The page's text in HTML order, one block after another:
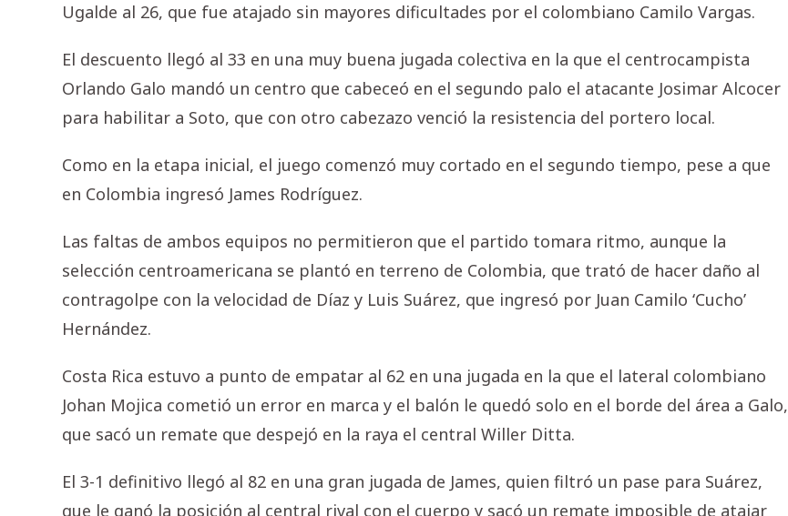
Ugalde al 26, que fue atajado sin mayores dificultades por el colombiano Camilo Vargas.
El descuento llegó al 33 en una muy buena jugada colectiva en la que el centrocampista
Orlando Galo mandó un centro que cabeceó en el segundo palo el atacante Josimar Alcocer
para habilitar a Soto, que con otro cabezazo venció la resistencia del portero local.
Como en la etapa inicial, el juego comenzó muy cortado en el segundo tiempo, pese a que
en Colombia ingresó James Rodríguez.
Las faltas de ambos equipos no permitieron que el partido tomara ritmo, aunque la
selección centroamericana se plantó en terreno de Colombia, que trató de hacer daño al
contragolpe con la velocidad de Díaz y Luis Suárez, que ingresó por Juan Camilo ‘Cucho’
Hernández.
Costa Rica estuvo a punto de empatar al 62 en una jugada en la que el lateral colombiano
Johan Mojica cometió un error en marca y el balón le quedó solo en el borde del área a Galo,
que sacó un remate que despejó en la raya el central Willer Ditta.
El 3-1 definitivo llegó al 82 en una gran jugada de James, quien filtró un pase para Suárez,
que le ganó la posición al central rival con el cuerpo y sacó un remate imposible de atajar